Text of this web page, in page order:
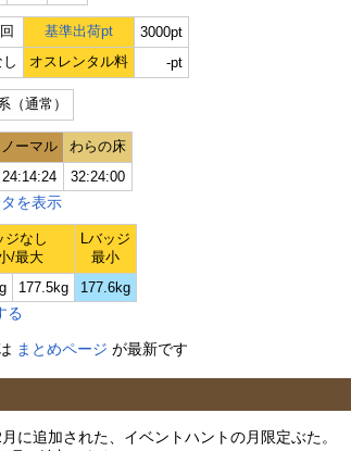
基準出荷pt
3000pt
オスレンタル料 -pt
（通常）
ノーマル
わらの床
24:14:24 32:24:00
を表示
ジなし
/最大
Lバッジ
最小
177.5kg 177.6kg
る
まとめページ が最新です
に追加された、イベントハントの月限定ぶた。